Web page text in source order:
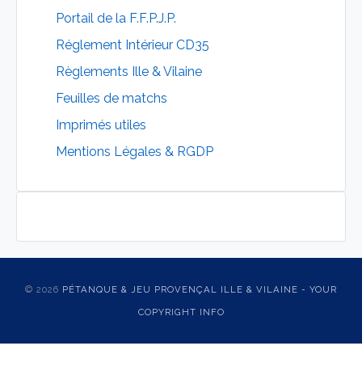
Portail de la F.F.P.J.P.
Réglement Intérieur CD35
Règlements Ille & Vilaine
Feuilles de matchs
Imprimés utiles
Mentions Légales & RGDP
© 2026 PÉTANQUE & JEU PROVENÇAL ILLE & VILAINE - YOUR
COPYRIGHT INFO